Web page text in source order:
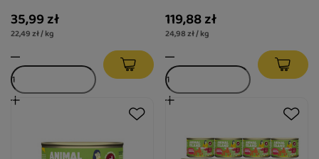
35,99 zł
22,49 zł / kg
119,88 zł
24,98 zł / kg